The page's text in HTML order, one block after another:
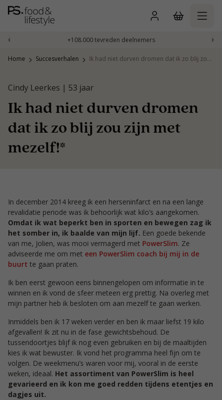
Naar
inhoud
‹ +108.000 tevreden deelnemers ›
Home Succesverhalen Ik had niet durven dromen dat ik zo blij zou zijn met mezelf!*
Cindy Leerkes | 53 jaar
Ik had niet durven dromen
dat ik zo blij zou zijn met
mezelf!*
In december 2014 kreeg ik een herseninfarct en na een lange
revalidatie periode was ik behoorlijk wat kilo’s aangekomen.
Omdat ik wat beperkt ben in sporten en bewegen zag ik
het somber in, ik baalde van mijn lijf. Een goede bekende
van me, Jolien, was mooi vermagerd met PowerSlim. Ze
adviseerde me om met een PowerSlim coach bij mij in de
buurt te gaan praten.
Ik ben eerst gewoon eens binnengelopen om informatie in te
winnen en ik vond de sfeer meteen erg prettig. Na overleg met
mijn partner heb ik besloten om aan mezelf te gaan werken.
Inmiddels ben ik 17 weken verder en ben ik maar liefst 19 kilo
afgevallen! Ik zit nu in de fase gewichtsbehoud. De
tussendoortjes blijf ik nog even gebruiken en bij de maaltijden
kies ik wat bewuster. Ik vond het programma heel fijn om te
volgen. De weekmenu’s waren voor mij, vooral in de eerste
weken, ideaal. Het assortiment van PowerSlim is heel
gevarieerd en ik kon me goed redden tijdens etentjes en
dagjes uit.